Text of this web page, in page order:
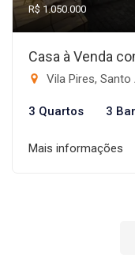
R$ 1.050.000
Casa à Venda
Vila Pires, Santo
3 Quartos 3
Mais informações